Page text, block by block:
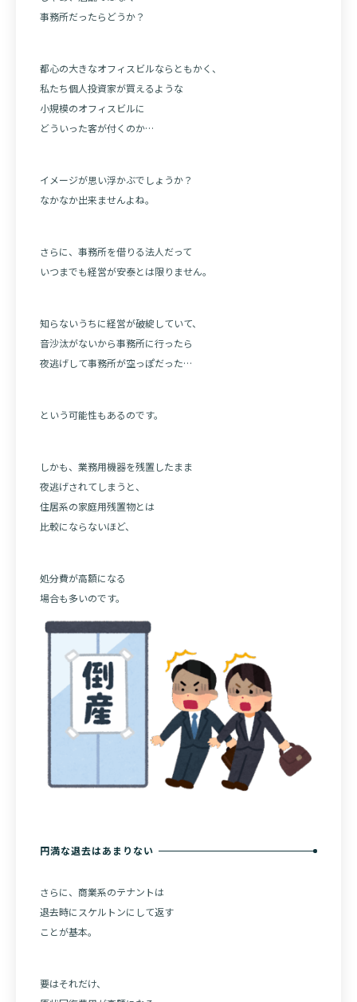
事務所だったらどうか？
都心の大きなオフィスビルならともかく、
私たち個人投資家が買えるような
小規模のオフィスビルに
どういった客が付くのか…
イメージが思い浮かぶでしょうか？
なかなか出来ませんよね。
さらに、事務所を借りる法人だって
いつまでも経営が安泰とは限りません。
知らないうちに経営が破綻していて、
音沙汰がないから事務所に行ったら
夜逃げして事務所が空っぽだった…
という可能性もあるのです。
しかも、業務用機器を残置したまま
夜逃げされてしまうと、
住居系の家庭用残置物とは
比較にならないほど、
処分費が高額になる
場合も多いのです。
円満な退去はあまりない
さらに、商業系のテナントは
退去時にスケルトンにして返す
ことが基本。
要はそれだけ、